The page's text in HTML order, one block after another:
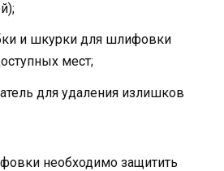
и шкурки для шлифовки
мест;
для удаления излишков
необходимо защитить